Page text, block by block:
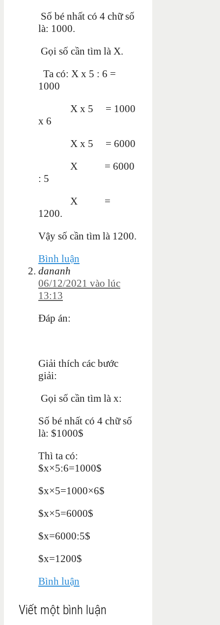
Số bé nhất có 4 chữ số
là: 1000.
Gọi số cần tìm là X.
Ta có: X x 5 : 6 =
1000
X x 5 = 1000
x 6
X x 5 = 6000
X = 6000
: 5
X =
1200.
Vậy số cần tìm là 1200.
Bình luận
dananh
06/12/2021 vào lúc
13:13
Đáp án:
Giải thích các bước
giải:
Gọi số cần tìm là x:
Số bé nhất có 4 chữ số
là: $1000$
Thì ta có:
$x×5:6=1000$
$x×5=1000×6$
$x×5=6000$
$x=6000:5$
$x=1200$
Bình luận
Viết một bình luận